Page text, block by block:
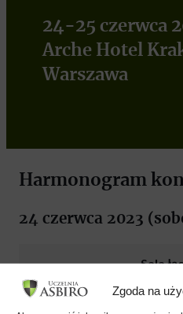
Zgoda na
24-25 czerwca
Arche Hotel
Warszawa
Harmonogram
24 czerwca 2023
Sala